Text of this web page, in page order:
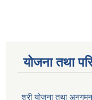
योजना तथा
श्री योजना तथा अनुगमन